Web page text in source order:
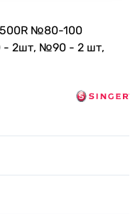
500R №80-100
- 2шт, №90 - 2 шт,